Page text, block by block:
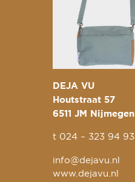
DEJA VU
Houtstraat 57
6511 JM Nijmegen
t 024 – 323 94 93
info@dejavu.nl
www.dejavu.nl